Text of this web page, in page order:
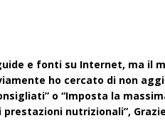
e fonti su Internet, ma il
ho cercato di non
o “Imposta la
nutrizionali”,